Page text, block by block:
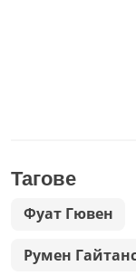
Тагове
Фуат Гювен
Румен